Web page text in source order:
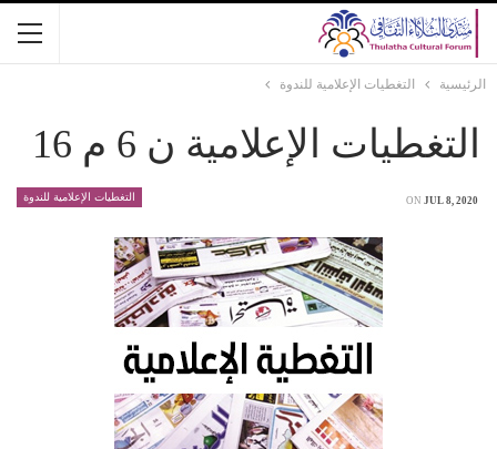
الرئيسية التغطيات الإعلامية للندوة
التغطيات الإعلامية ن 6 م 16
التغطيات الإعلامية للندوة ON JUL 8, 2020